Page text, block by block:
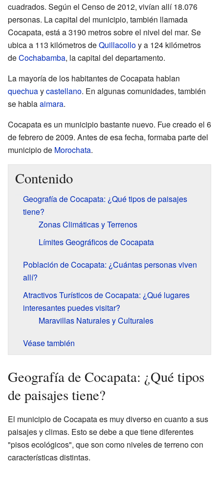
cuadrados. Según el Censo de 2012, vivían allí 18.076
personas. La capital del municipio, también llamada
Cocapata, está a 3190 metros sobre el nivel del mar. Se
ubica a 113 kilómetros deQuillacolloy a 124 kilómetros
deCochabamba, la capital del departamento.
La mayoría de los habitantes de Cocapata hablan
quechuaycastellano. En algunas comunidades, también
se hablaaimara.
Cocapata es un municipio bastante nuevo. Fue creado el 6
de febrero de 2009. Antes de esa fecha, formaba parte del
municipio de Morochata.
Contenido
Geografía de Cocapata: ¿Qué tipos de paisajes
tiene?
Zonas Climáticas y Terrenos
Límites Geográficos de Cocapata
Población de Cocapata: ¿Cuántas personas viven
allí?
Atractivos Turísticos de Cocapata: ¿Qué lugares
interesantes puedes visitar?
Maravillas Naturales y Culturales
Véase también
Geografía de Cocapata: ¿Qué tipos
de paisajes tiene?
El municipio de Cocapata es muy diverso en cuanto a sus
paisajes y climas. Esto se debe a que tiene diferentes
"pisos ecológicos", que son como niveles de terreno con
características distintas.